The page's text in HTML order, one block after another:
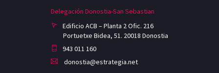
Delegación Donostia-San Sebastian
Edificio ACB – Planta 2 Ofic. 216
Portuetxe Bidea, 51. 20018 Donostia
943 011 160
donostia@estrategia.net